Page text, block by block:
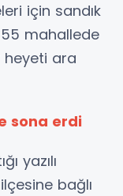
için sandık
mahallede
heyeti ara
sona erdi
yazılı
bağlı